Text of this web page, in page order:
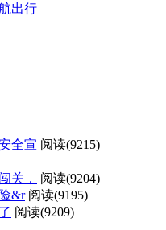
出行
全宣 阅读(9215)
关，
阅读(9204)
&r 阅读(9195)
阅读(9209)